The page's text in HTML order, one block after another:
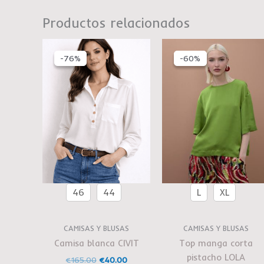
Productos relacionados
-76%
-76%
46 44
CAMISAS Y BLUSAS
Camisa blanca CIVIT
€165.00
El
precio
original
era:
€165.00.
€40.00
-60%
-60%
L XL
CAMISAS Y BLUSAS
Top manga corta
pistacho LOLA
El
precio
original
era:
€99.00.